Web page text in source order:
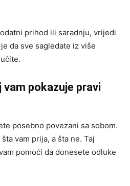
prihod ili saradnju, vrijedi
da sve sagledate iz više
pokazuje pravi
posebno povezani sa sobom.
vam prija, a šta ne. Taj
pomoći da donesete odluke